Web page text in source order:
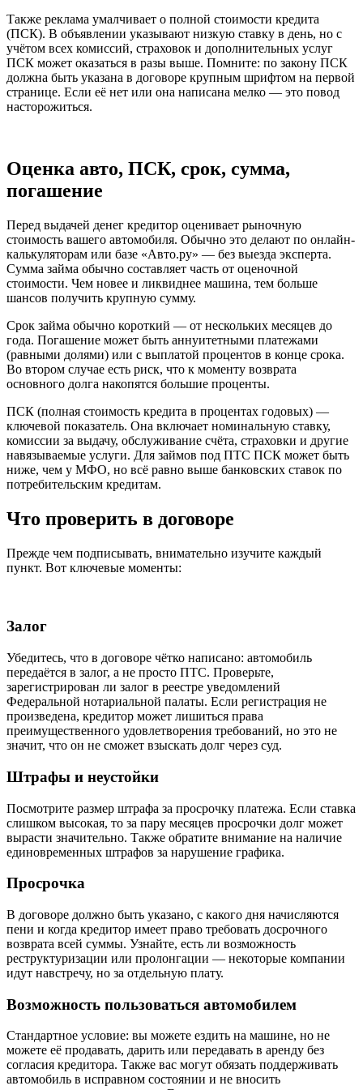
Также реклама умалчивает о полной стоимости кредита
(ПСК). В объявлении указывают низкую ставку в день, но с
учётом всех комиссий, страховок и дополнительных услуг
ПСК может оказаться в разы выше. Помните: по закону ПСК
должна быть указана в договоре крупным шрифтом на первой
странице. Если её нет или она написана мелко — это повод
насторожиться.
Оценка авто, ПСК, срок, сумма,
погашение
Перед выдачей денег кредитор оценивает рыночную
стоимость вашего автомобиля. Обычно это делают по онлайн-
калькуляторам или базе «Авто.ру» — без выезда эксперта.
Сумма займа обычно составляет часть от оценочной
стоимости. Чем новее и ликвиднее машина, тем больше
шансов получить крупную сумму.
Срок займа обычно короткий — от нескольких месяцев до
года. Погашение может быть аннуитетными платежами
(равными долями) или с выплатой процентов в конце срока.
Во втором случае есть риск, что к моменту возврата
основного долга накопятся большие проценты.
ПСК (полная стоимость кредита в процентах годовых) —
ключевой показатель. Она включает номинальную ставку,
комиссии за выдачу, обслуживание счёта, страховки и другие
навязываемые услуги. Для займов под ПТС ПСК может быть
ниже, чем у МФО, но всё равно выше банковских ставок по
потребительским кредитам.
Что проверить в договоре
Прежде чем подписывать, внимательно изучите каждый
пункт. Вот ключевые моменты:
Залог
Убедитесь, что в договоре чётко написано: автомобиль
передаётся в залог, а не просто ПТС. Проверьте,
зарегистрирован ли залог в реестре уведомлений
Федеральной нотариальной палаты. Если регистрация не
произведена, кредитор может лишиться права
преимущественного удовлетворения требований, но это не
значит, что он не сможет взыскать долг через суд.
Штрафы и неустойки
Посмотрите размер штрафа за просрочку платежа. Если ставка
слишком высокая, то за пару месяцев просрочки долг может
вырасти значительно. Также обратите внимание на наличие
единовременных штрафов за нарушение графика.
Просрочка
В договоре должно быть указано, с какого дня начисляются
пени и когда кредитор имеет право требовать досрочного
возврата всей суммы. Узнайте, есть ли возможность
реструктуризации или пролонгации — некоторые компании
идут навстречу, но за отдельную плату.
Возможность пользоваться автомобилем
Стандартное условие: вы можете ездить на машине, но не
можете её продавать, дарить или передавать в аренду без
согласия кредитора. Также вас могут обязать поддерживать
автомобиль в исправном состоянии и не вносить